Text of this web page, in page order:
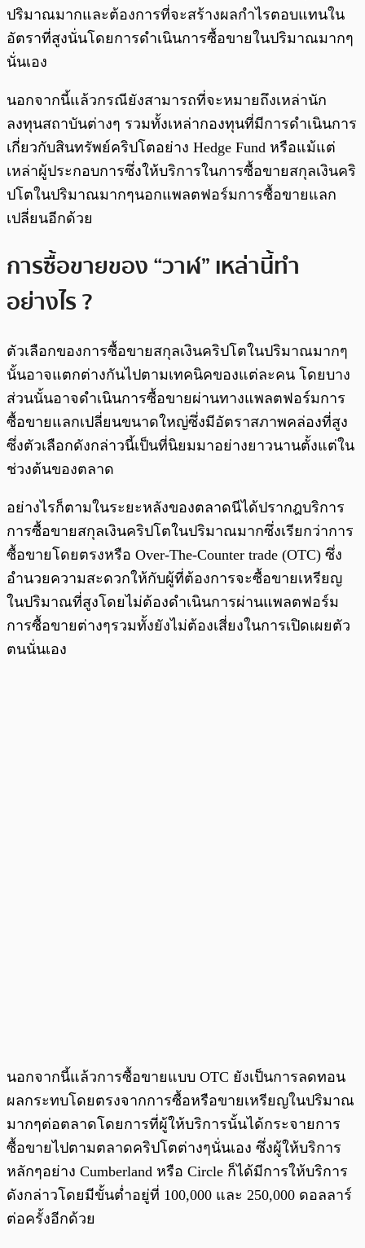
ปริมาณมากและต้องการที่จะสร้างผลกำไรตอบแทนใน
อัตราที่สูงนั่นโดยการดำเนินการซื้อขายในปริมาณมากๆ
นั่นเอง
นอกจากนี้แล้วกรณียังสามารถที่จะหมายถึงเหล่านัก
ลงทุนสถาบันต่างๆ รวมทั้งเหล่ากองทุนที่มีการดำเนินการ
เกี่ยวกับสินทรัพย์คริปโตอย่าง Hedge Fund หรือแม้แต่
เหล่าผู้ประกอบการซึ่งให้บริการในการซื้อขายสกุลเงินคริ
ปโตในปริมาณมากๆนอกแพลตฟอร์มการซื้อขายแลก
เปลี่ยนอีกด้วย
การซื้อขายของ “วาฬ” เหล่านี้ทำ
อย่างไร ?
ตัวเลือกของการซื้อขายสกุลเงินคริปโตในปริมาณมากๆ
นั้นอาจแตกต่างกันไปตามเทคนิคของแต่ละคน โดยบาง
ส่วนนั้นอาจดำเนินการซื้อขายผ่านทางแพลตฟอร์มการ
ซื้อขายแลกเปลี่ยนขนาดใหญ่ซึ่งมีอัตราสภาพคล่องที่สูง
ซึ่งตัวเลือกดังกล่าวนี้เป็นที่นิยมมาอย่างยาวนานตั้งแต่ใน
ช่วงต้นของตลาด
อย่างไรก็ตามในระยะหลังของตลาดนีได้ปรากฎบริการ
การซื้อขายสกุลเงินคริปโตในปริมาณมากซึ่งเรียกว่าการ
ซื้อขายโดยตรงหรือ Over-The-Counter trade (OTC) ซึ่ง
อำนวยความสะดวกให้กับผู้ที่ต้องการจะซื้อขายเหรียญ
ในปริมาณที่สูงโดยไม่ต้องดำเนินการผ่านแพลตฟอร์ม
การซื้อขายต่างๆรวมทั้งยังไม่ต้องเสี่ยงในการเปิดเผยตัว
ตนนั่นเอง
นอกจากนี้แล้วการซื้อขายแบบ OTC ยังเป็นการลดทอน
ผลกระทบโดยตรงจากการซื้อหรือขายเหรียญในปริมาณ
มากๆต่อตลาดโดยการที่ผู้ให้บริการนั้นได้กระจายการ
ซื้อขายไปตามตลาดคริปโตต่างๆนั่นเอง ซึ่งผู้ให้บริการ
หลักๆอย่าง Cumberland หรือ Circle ก็ได้มีการให้บริการ
ดังกล่าวโดยมีขั้นต่ำอยู่ที่ 100,000 และ 250,000 ดอลลาร์
ต่อครั้งอีกด้วย